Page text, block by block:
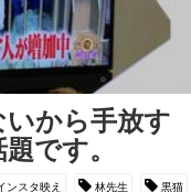
から手放す
です。
ンスタ映え 林先生 黒猫